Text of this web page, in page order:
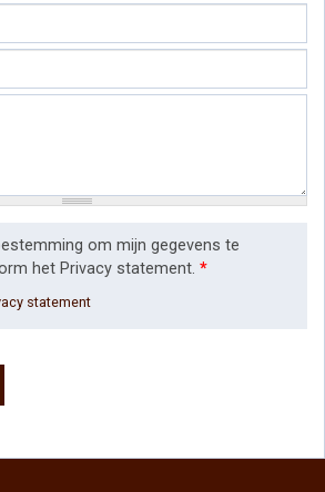
om mijn gegevens te
het Privacy statement. *
statement